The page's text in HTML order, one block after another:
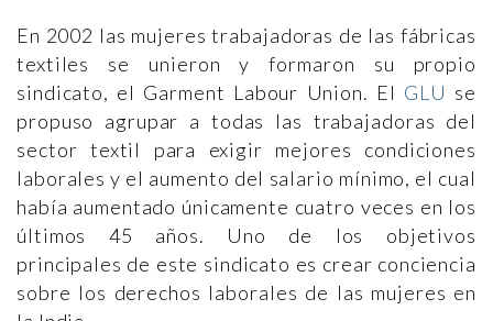
En 2002 las mujeres trabajadoras de las fábricas
textiles se unieron y formaron su propio
sindicato, el Garment Labour Union. El GLU se
propuso agrupar a todas las trabajadoras del
sector textil para exigir mejores condiciones
laborales y el aumento del salario mínimo, el cual
había aumentado únicamente cuatro veces en los
últimos 45 años. Uno de los objetivos
principales de este sindicato es crear conciencia
sobre los derechos laborales de las mujeres en